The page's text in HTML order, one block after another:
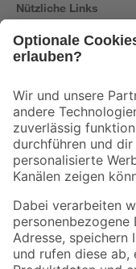
Nützliche Links
Der toom Newsletter: Keine
Zur Newsletter
Folge uns
Zahlungsarten